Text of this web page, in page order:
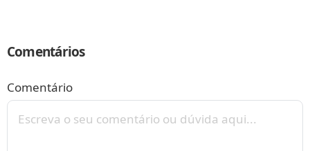
Comentários
Comentário